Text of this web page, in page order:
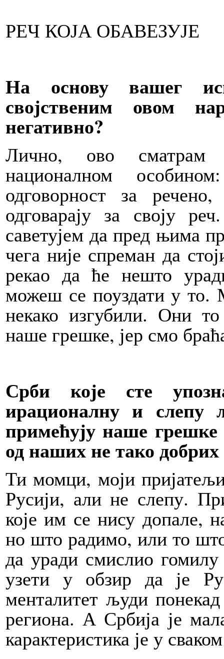
РЕЧ КОЈА ОБАВЕЗУЈЕ
На основу вашег
својственим овом
негативно?
Лично, ово сматрам
националном
одговорност за
одговарају за своју
саветујем да пред њима
чега није спреман да
рекао да ће нешто
можеш се поуздати у
некако изгубили. Они
наше грешке, јер смо
Срби које сте
ирационалну и слепу
примећују наше
од наших не тако добрих
Ти момци, моји
Русији, али не слепу.
које им се нису допале,
но што радимо, или то
да уради смислио
узети у обзир да је
менталитет људи
региона. А Србија је
карактеристика је у